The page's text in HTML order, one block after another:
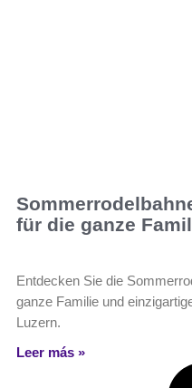
für die ganze
Entdecken Sie die
ganze Familie und
Luzern.
Leer más »